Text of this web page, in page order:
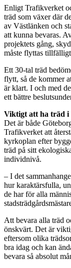
Enligt Trafikverket
träd som växer där
av Västlänken och
att kunna bevaras.
projektets gång,
måste flyttas
Ett 30-tal träd
flytt, så de kommer
är klart. I och med
ett bättre
Viktigt att ha träd
Det är både
Trafikverket att
kyrkoplan efter
träd på sitt
individnivå.
– I det
hur karaktärsfulla,
de har för alla
Att bevara alla träd
önskvärt. Det är
eftersom olika
bra idag och kan
bevara så absolut